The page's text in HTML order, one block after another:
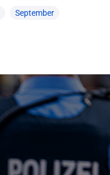
September